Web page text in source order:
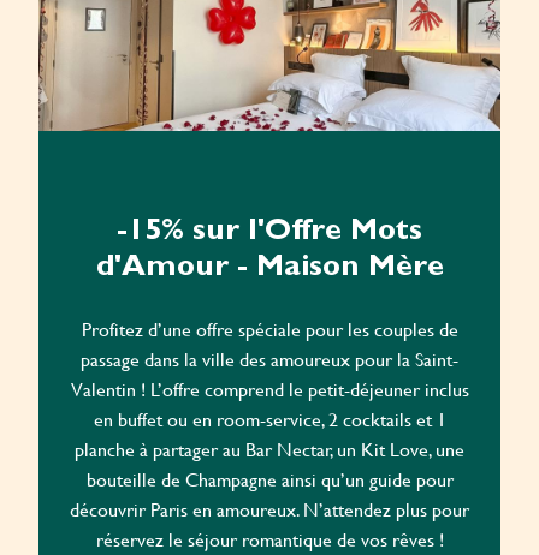
-15% sur l'Offre Mots
d'Amour - Maison Mère
Profitez d’une offre spéciale pour les couples de
passage dans la ville des amoureux pour la Saint-
Valentin ! L’offre comprend le petit-déjeuner inclus
en buffet ou en room-service, 2 cocktails et 1
planche à partager au Bar Nectar, un Kit Love, une
bouteille de Champagne ainsi qu’un guide pour
découvrir Paris en amoureux. N’attendez plus pour
réservez le séjour romantique de vos rêves !